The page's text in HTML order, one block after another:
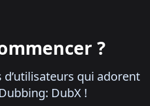
?
qui adorent
DubX !